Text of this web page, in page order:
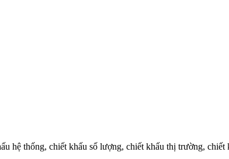
hệ thống, chiết khấu số lượng, chiết khấu thị trường,